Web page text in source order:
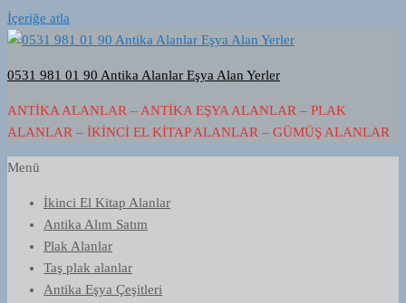
İçeriğe atla
0531 981 01 90 Antika Alanlar Eşya Alan Yerler
ANTIKA ALANLAR – ANTIKA EŞYA ALANLAR – PLAK
ALANLAR – İKINCI EL KITAP ALANLAR – GÜMÜŞ ALANLAR
Menü
İkinci El Kitap Alanlar
Antika Alım Satım
Plak Alanlar
Taş plak alanlar
Antika Eşya Çeşitleri